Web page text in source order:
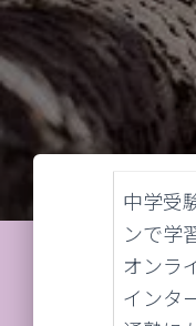
中学受
ンで学
オンラ
インタ